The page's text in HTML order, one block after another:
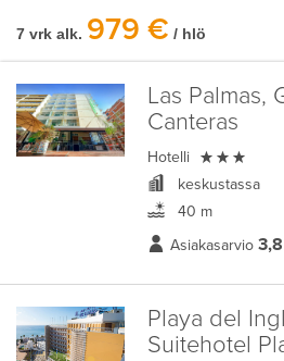
7 vrk alk. 979 € / hlö
Las Palmas,
Canteras
Hotelli 
keskustassa
40 m
Asiakasarvio 3,8
Playa del
Suitehotel